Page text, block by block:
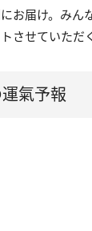
お届け。みん
させていた
氣予報